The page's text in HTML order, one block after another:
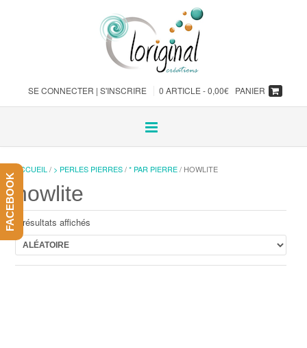
SE CONNECTER | S'INSCRIRE 0 ARTICLE -0,00€ PANIER
ACCUEIL / > PERLES PIERRES/* PAR PIERRE/ HOWLITE
howlite
8 résultats affichés
FACEBOOK